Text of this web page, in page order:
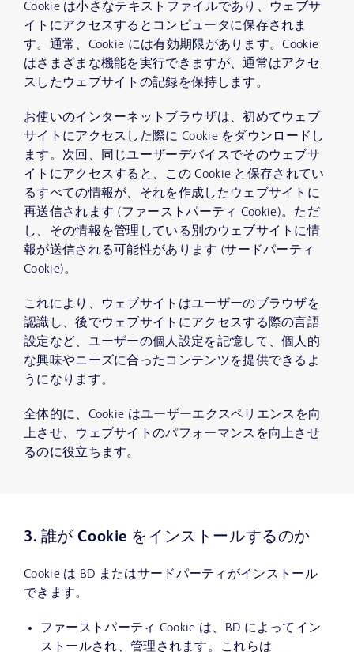
Cookie は小さなテキストファイルであり、ウェブサ
イトにアクセスするとコンピュータに保存されま
す。通常、Cookie には有効期限があります。Cookie
はさまざまな機能を実行できますが、通常はアクセ
スしたウェブサイトの記録を保持します。
お使いのインターネットブラウザは、初めてウェブ
サイトにアクセスした際に Cookie をダウンロードし
ます。次回、同じユーザーデバイスでそのウェブサ
イトにアクセスすると、この Cookie と保存されてい
るすべての情報が、それを作成したウェブサイトに
再送信されます (ファーストパーティ Cookie)。ただ
し、その情報を管理している別のウェブサイトに情
報が送信される可能性があります (サードパーティ
Cookie)。
これにより、ウェブサイトはユーザーのブラウザを
認識し、後でウェブサイトにアクセスする際の言語
設定など、ユーザーの個人設定を記憶して、個人的
な興味やニーズに合ったコンテンツを提供できるよ
うになります。
全体的に、Cookie はユーザーエクスペリエンスを向
上させ、ウェブサイトのパフォーマンスを向上させ
るのに役立ちます。
3. 誰が Cookie をインストールするのか
Cookie は BD またはサードパーティがインストール
できます。
ファーストパーティ Cookie は、BD によってイン
ストールされ、管理されます。これらは